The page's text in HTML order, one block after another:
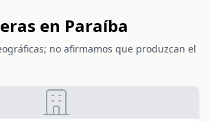
en Paraíba
no afirmamos que produzcan el